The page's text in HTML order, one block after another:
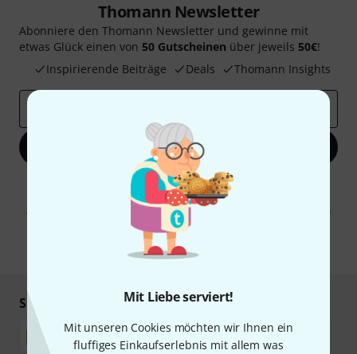
Mit Liebe serviert!
Mit unseren Cookies möchten wir Ihnen ein
fluffiges Einkaufserlebnis mit allem was
Thomann Newsletter
Abonniere den Thomann Newsletter und gewinne mit
etwas Glück einen von 50 Gutscheinen über jeweils 50€!
Inspirierende Beiträge
Deals Thomann Insights
Jetzt anmelden
Mit Klick auf „Jetzt anmelden“ stimmen Sie dem Erhalt von E-Mail-
Werbung und einer Messung des E-Mail-Nutzungsverhaltens zu. Die
Abmeldung ist jederzeit möglich. Weitere Informationen finden Sie in
unseren
Datenschutzhinweisen
* Pflichtfeld
Sicher einkaufen & bezahlen